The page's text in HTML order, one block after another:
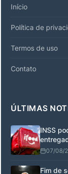
Início
Política de
Termos de uso
Contato
ÚLTIMAS
INSS
07/08/
Fim de